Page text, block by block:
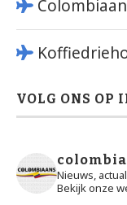
VOLG ONS OP
Nieuws,
Bekijk onze